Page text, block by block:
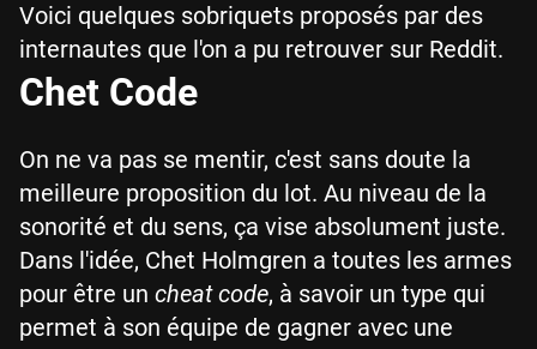
Voici quelques sobriquets proposés par des
internautes que l'on a pu retrouver sur Reddit.
Chet Code
On ne va pas se mentir, c'est sans doute la
meilleure proposition du lot. Au niveau de la
sonorité et du sens, ça vise absolument juste.
Dans l'idée, Chet Holmgren a toutes les armes
pour être un cheat code, à savoir un type qui
permet à son équipe de gagner avec une